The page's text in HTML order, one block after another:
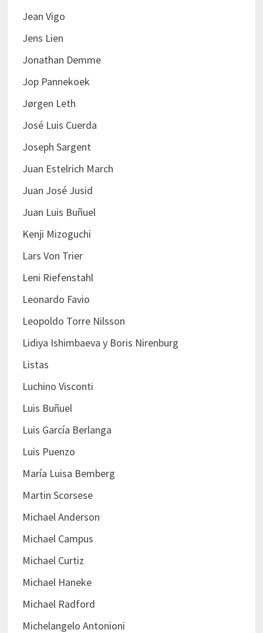
Jean Vigo
Jens Lien
Jonathan Demme
Jop Pannekoek
Jørgen Leth
José Luis Cuerda
Joseph Sargent
Juan Estelrich March
Juan José Jusid
Juan Luis Buñuel
Kenji Mizoguchi
Lars Von Trier
Leni Riefenstahl
Leonardo Favio
Leopoldo Torre Nilsson
Lidiya Ishimbaeva y Boris Nirenburg
Listas
Luchino Visconti
Luis Buñuel
Luis García Berlanga
Luis Puenzo
María Luisa Bemberg
Martin Scorsese
Michael Anderson
Michael Campus
Michael Curtiz
Michael Haneke
Michael Radford
Michelangelo Antonioni